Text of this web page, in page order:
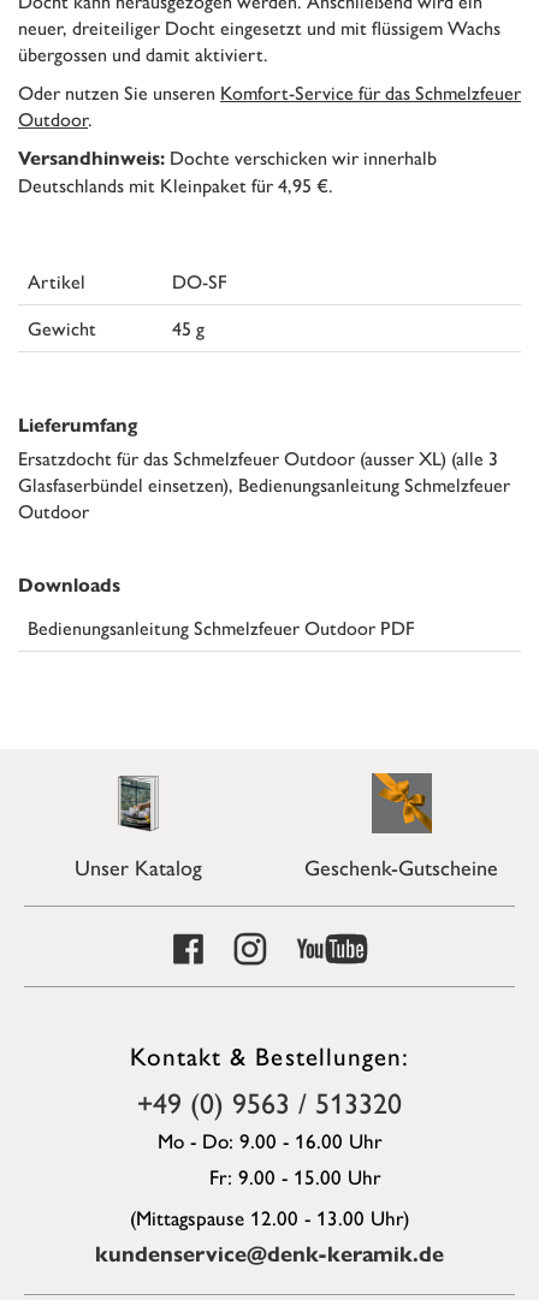
neuer, dreiteiliger Docht eingesetzt und mit flüssigem Wachs
übergossen und damit aktiviert.
Oder nutzen Sie unseren Komfort-Service für das Schmelzfeuer
Outdoor.
Versandhinweis: Dochte verschicken wir innerhalb
Deutschlands mit Kleinpaket für 4,95 €.
Artikel
DO-SF
Gewicht
45 g
Lieferumfang
Ersatzdocht für das Schmelzfeuer Outdoor (ausser XL) (alle 3
Glasfaserbündel einsetzen), Bedienungsanleitung Schmelzfeuer
Outdoor
Downloads
Bedienungsanleitung Schmelzfeuer Outdoor PDF
Unser Katalog Geschenk-Gutscheine
Kontakt & Bestellungen:
+49 (0) 9563 / 513320
Mo - Do: 9.00 - 16.00 Uhr
Fr: 9.00 - 15.00 Uhr
(Mittagspause 12.00 - 13.00 Uhr)
kundenservice@denk-keramik.de